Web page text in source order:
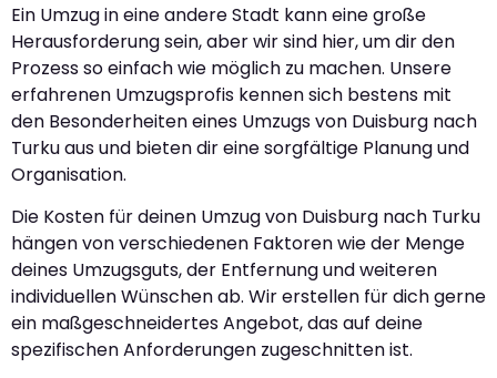
Ein Umzug in eine andere Stadt kann eine große
Herausforderung sein, aber wir sind hier, um dir den
Prozess so einfach wie möglich zu machen. Unsere
erfahrenen Umzugsprofis kennen sich bestens mit
den Besonderheiten eines Umzugs von Duisburg nach
Turku aus und bieten dir eine sorgfältige Planung und
Organisation.
Die Kosten für deinen Umzug von Duisburg nach Turku
hängen von verschiedenen Faktoren wie der Menge
deines Umzugsguts, der Entfernung und weiteren
individuellen Wünschen ab. Wir erstellen für dich gerne
ein maßgeschneidertes Angebot, das auf deine
spezifischen Anforderungen zugeschnitten ist.